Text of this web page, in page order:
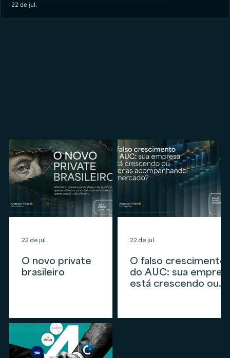
O novo private
brasileiro
22 de jul.
O falso crescimento
do AUC: sua
está crescendo ou
mercado?
22 de jul.
22 de jul.